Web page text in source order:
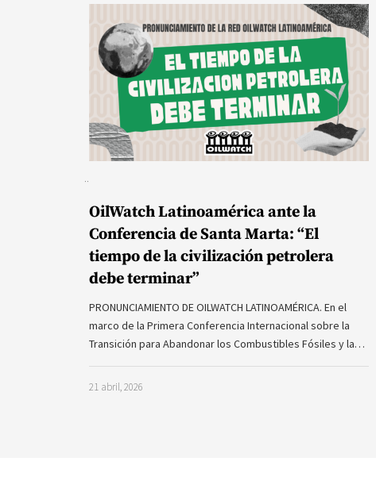
OilWatch Latinoamérica ante la
Conferencia de Santa Marta: “El
tiempo de la civilización petrolera
debe terminar”
PRONUNCIAMIENTO DE OILWATCH LATINOAMÉRICA. En el
marco de la Primera Conferencia Internacional sobre la
Transición para Abandonar los Combustibles Fósiles y la…
21 abril, 2026